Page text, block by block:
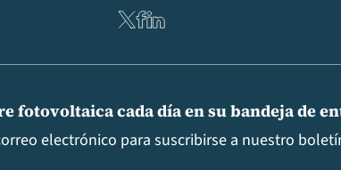
fotovoltaica cada día en su bandeja de
electrónico para suscribirse a nuestro